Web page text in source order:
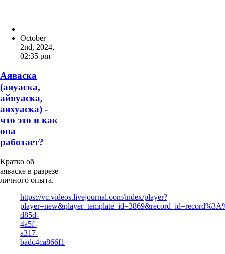
October
2nd, 2024,
02:35 pm
Аяваска
(аяуаска,
айяуаска,
аяхуаска) -
что это и как
она
работает?
Кратко об
аяваске в разрезе
личного опыта.
https://vc.videos.livejournal.com/index/player?
d85d-
4a5f-
a317-
badc4ca866f1